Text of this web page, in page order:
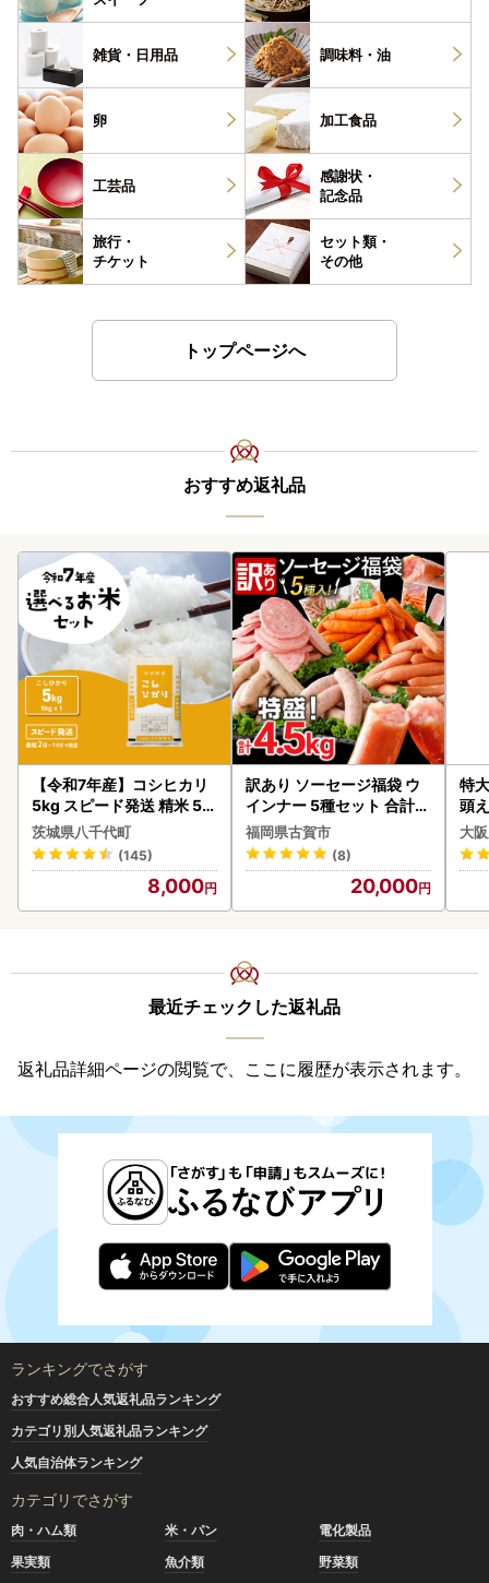
雑貨・ 日用品 調味料・ 油
卵 加工食品
工芸品
感謝状・
記念品
旅行・
チケット
セット類・
その他
トップページへ
おすすめ返礼品
【令和7年産】コシヒカリ
5kg スピード発送 精米 5k
g x 1袋 白米 茨城県 八千代
町
茨城県八千代町
(145)
8,000
訳あり ソーセージ福袋 ウ
インナー 5種セット 合計4.
5kg ソーセージ
福岡県古賀市
(8)
20,000
特
頭
大
最近チェックした返礼品
返礼品詳細ページの閲覧で、ここに履歴が表示されます。
ランキングでさがす
おすすめ総合人気返礼品ランキング
カテゴリ別人気返礼品ランキング
人気自治体ランキング
カテゴリでさがす
肉・ハム類 米・パン
電化製品
果実類
魚介類
野菜類